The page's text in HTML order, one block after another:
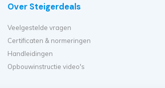
Over Steigerdeals
Veelgestelde vragen
Certificaten & normeringen
Handleidingen
Opbouwinstructie video's